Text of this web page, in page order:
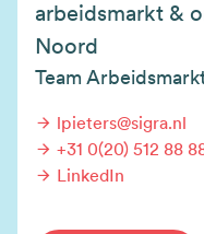
arbeidsmarkt &
Noord
Team
lpieters@sigra.nl
+31 0(20) 512 88
LinkedIn